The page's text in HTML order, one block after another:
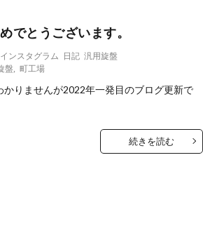
でとうございます。
インスタグラム 日記
汎用旋盤
盤 ,町工場
かりませんが2022年一発目のブログ更新で
続きを読む